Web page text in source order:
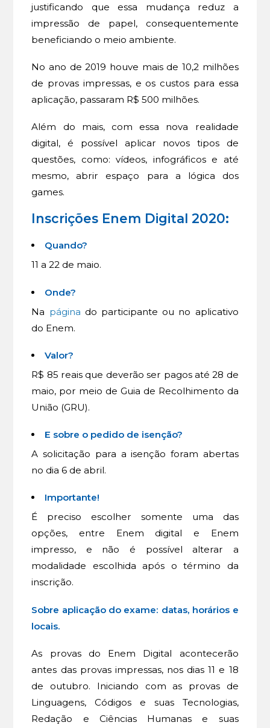
justificando que essa mudança reduz a
impressão de papel, consequentemente
beneficiando o meio ambiente.
No ano de 2019 houve mais de 10,2 milhões
de provas impressas, e os custos para essa
aplicação, passaram R$ 500 milhões.
Além do mais, com essa nova realidade
digital, é possível aplicar novos tipos de
questões, como: vídeos, infográficos e até
mesmo, abrir espaço para a lógica dos
games.
Inscrições Enem Digital 2020:
Quando?
11 a 22 de maio.
Onde?
Na página do participante ou no aplicativo
do Enem.
Valor?
R$ 85 reais que deverão ser pagos até 28 de
maio, por meio de Guia de Recolhimento da
União (GRU).
E sobre o pedido de isenção?
A solicitação para a isenção foram abertas
no dia 6 de abril.
Importante!
É preciso escolher somente uma das
opções, entre Enem digital e Enem
impresso, e não é possível alterar a
modalidade escolhida após o término da
inscrição.
Sobre aplicação do exame: datas, horários e
locais.
As provas do Enem Digital acontecerão
antes das provas impressas, nos dias 11 e 18
de outubro. Iniciando com as provas de
Linguagens, Códigos e suas Tecnologias,
Redação e Ciências Humanas e suas